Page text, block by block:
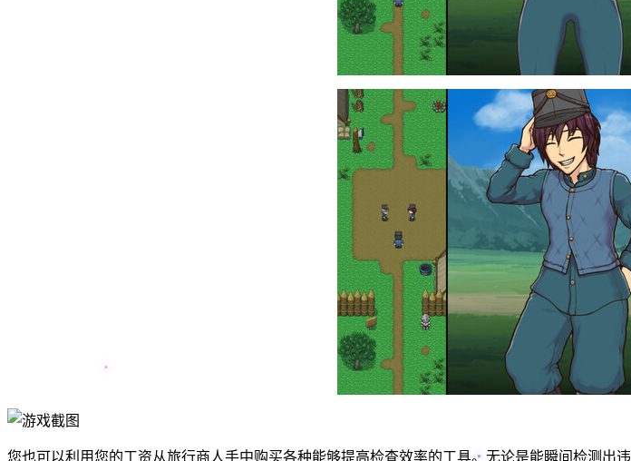
您也可以利用您的工资从旅行商人手中购买各种能够提高检查效率的工具。无论是能瞬间检测